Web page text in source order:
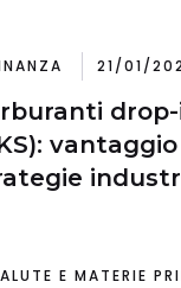
21/01/
E MATERIE